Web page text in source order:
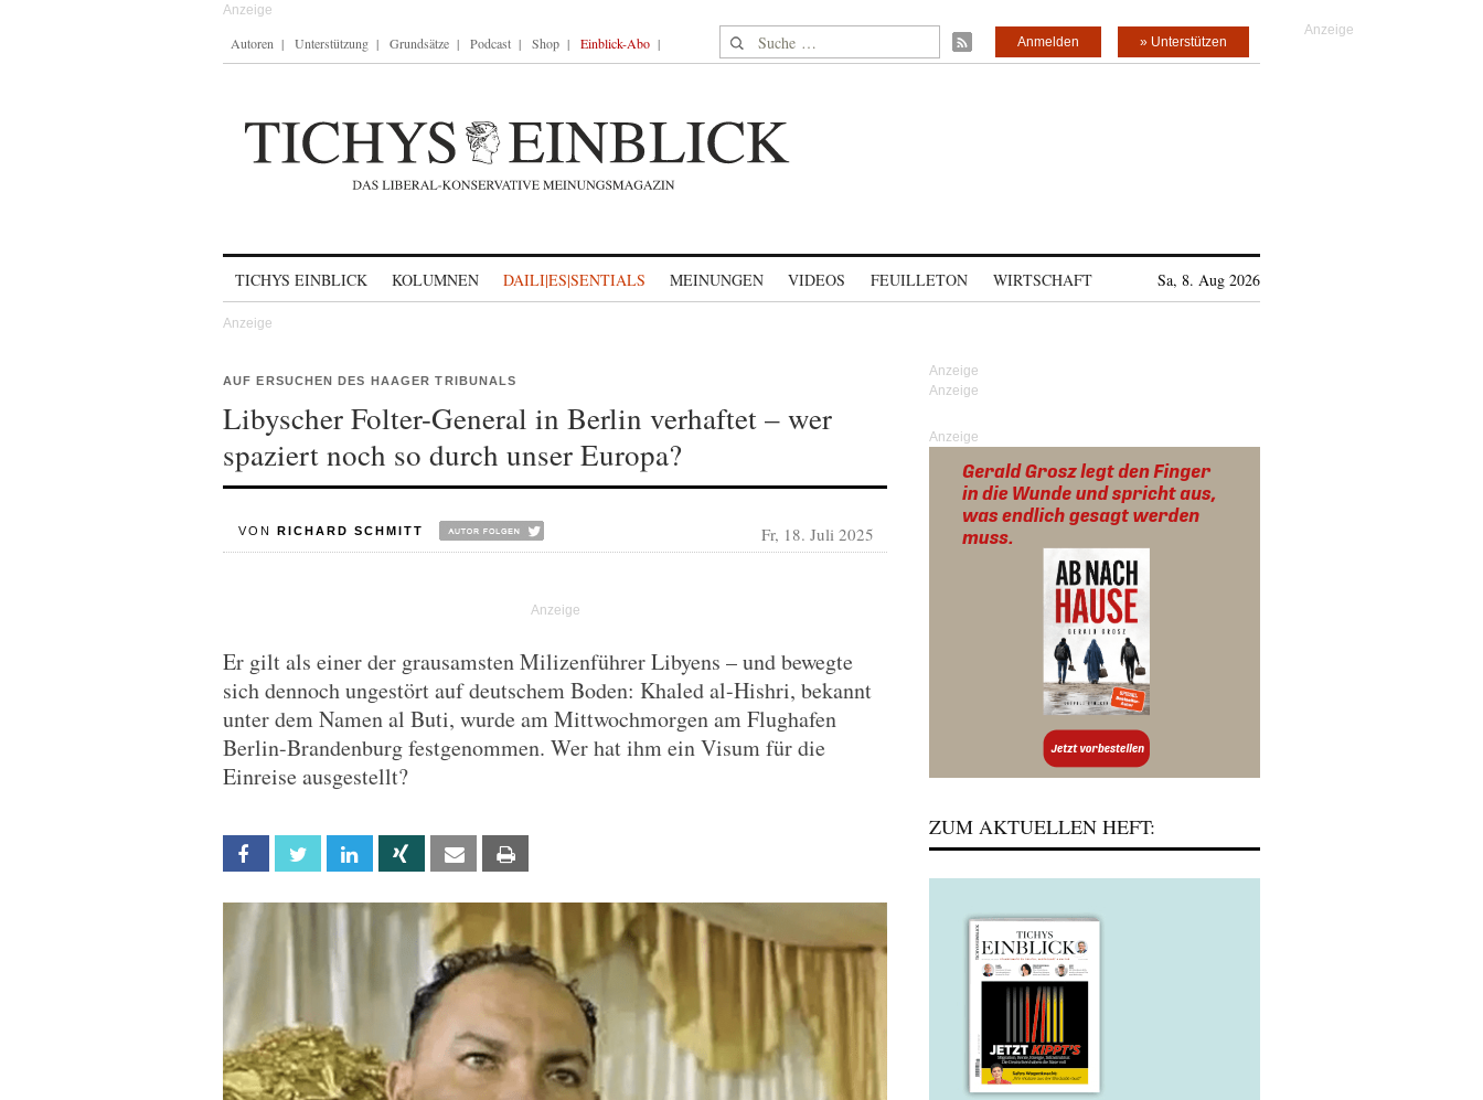
Autoren Unterstützung Grundsätze Podcast Shop Einblick-Abo Suche nach: » Unterstützen
Anmelden
TICHYS EINBLICK KOLUMNEN DAILI|ES|SENTIALS MEINUNGEN VIDEOS FEUILLETON WIRTSCHAFT Sa, 8. Aug 2026
AUF ERSUCHEN DES HAAGER TRIBUNALS
Libyscher Folter-General in Berlin verhaftet – wer
spaziert noch so durch unser Europa?
VON RICHARD SCHMITT Fr, 18. Juli 2025
Er gilt als einer der grausamsten Milizenführer Libyens – und bewegte
sich dennoch ungestört auf deutschem Boden: Khaled al-Hishri, bekannt
unter dem Namen al Buti, wurde am Mittwochmorgen am Flughafen
Berlin-Brandenburg festgenommen. Wer hat ihm ein Visum für die
Einreise ausgestellt?
Facebook Twitter Linkedin Xing Email
Anzeige
ZUM AKTUELLEN HEFT: